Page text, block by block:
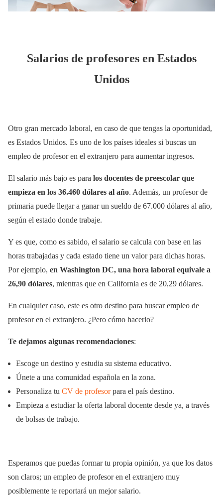
Salarios de profesores en Estados
Unidos
Otro gran mercado laboral, en caso de que tengas la oportunidad,
es Estados Unidos. Es uno de los países ideales si buscas un
empleo de profesor en el extranjero para aumentar ingresos.
El salario más bajo es para los docentes de preescolar que
empieza en los 36.460 dólares al año. Además, un profesor de
primaria puede llegar a ganar un sueldo de 67.000 dólares al año,
según el estado donde trabaje.
Y es que, como es sabido, el salario se calcula con base en las
horas trabajadas y cada estado tiene un valor para dichas horas.
Por ejemplo, en Washington DC, una hora laboral equivale a
26,90 dólares, mientras que en California es de 20,29 dólares.
En cualquier caso, este es otro destino para buscar empleo de
profesor en el extranjero. ¿Pero cómo hacerlo?
Te dejamos algunas recomendaciones:
Escoge un destino y estudia su sistema educativo.
Únete a una comunidad española en la zona.
Personaliza tu CV de profesorpara el país destino.
Empieza a estudiar la oferta laboral docente desde ya, a través
de bolsas de trabajo.
Esperamos que puedas formar tu propia opinión, ya que los datos
son claros; un empleo de profesor en el extranjero muy
posiblemente te reportará un mejor salario.